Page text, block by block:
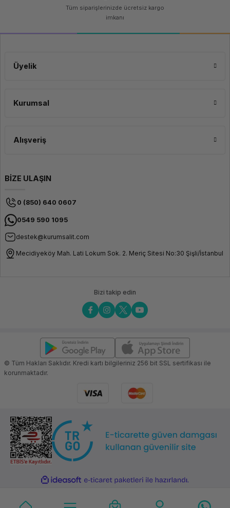
Tüm siparişlerinizde ücretsiz kargo
imkanı
Üyelik
Kurumsal
Alışveriş
BİZE ULAŞIN
0 (850) 640 0607
0549 590 1095
destek@kurumsalit.com
Mecidiyeköy Mah. Lati Lokum Sok. 2. Meriç Sitesi No:30 Şişli/İstanbul
Bizi takip edin
© Tüm Hakları Saklıdır. Kredi kartı bilgileriniz 256 bit SSL sertifikası ile
korunmaktadır.
ideasoft
e-